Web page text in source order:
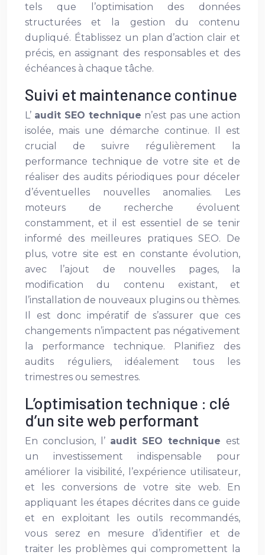
tels que l’optimisation des données
structurées et la gestion du contenu
dupliqué. Établissez un plan d’action clair et
précis, en assignant des responsables et des
échéances à chaque tâche.
Suivi et maintenance continue
L’ audit SEO technique n’est pas une action
isolée, mais une démarche continue. Il est
crucial de suivre régulièrement la
performance technique de votre site et de
réaliser des audits périodiques pour déceler
d’éventuelles nouvelles anomalies. Les
moteurs de recherche évoluent
constamment, et il est essentiel de se tenir
informé des meilleures pratiques SEO. De
plus, votre site est en constante évolution,
avec l’ajout de nouvelles pages, la
modification du contenu existant, et
l’installation de nouveaux plugins ou thèmes.
Il est donc impératif de s’assurer que ces
changements n’impactent pas négativement
la performance technique. Planifiez des
audits réguliers, idéalement tous les
trimestres ou semestres.
L’optimisation technique : clé
d’un site web performant
En conclusion, l’ audit SEO technique est
un investissement indispensable pour
améliorer la visibilité, l’expérience utilisateur,
et les conversions de votre site web. En
appliquant les étapes décrites dans ce guide
et en exploitant les outils recommandés,
vous serez en mesure d’identifier et de
traiter les problèmes qui compromettent la